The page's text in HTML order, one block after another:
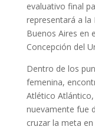
evaluativo final
representará a la
Buenos Aires en
Concepción del
Dentro de los
femenina,
Atlético Atlántico,
nuevamente fue
cruzar la meta